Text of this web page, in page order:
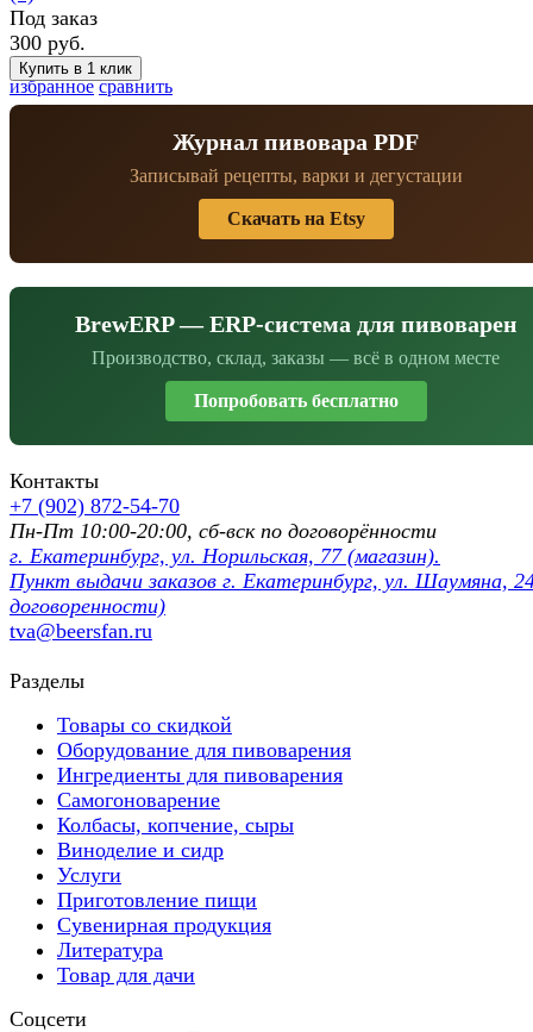
избранное сравнить
Под заказ
300 руб.
Журнал пивовара PDF
Записывай рецепты, варки и дегустации
Скачать на Etsy
BrewERP — ERP-система для пивоварен
Производство, склад, заказы — всё в одном месте
Попробовать бесплатно
Контакты
+7 (902) 872-54-70
Пн-Пт 10:00-20:00, сб-вск по договорённости
г. Екатеринбург, ул. Норильская, 77 (магазин).
Пункт выдачи заказов г. Екатеринбург, ул. Шаумяна,
договоренности)
tva@beersfan.ru
Разделы
Товары со скидкой
Оборудование для пивоварения
Ингредиенты для пивоварения
Самогоноварение
Колбасы, копчение, сыры
Виноделие и сидр
Услуги
Приготовление пищи
Сувенирная продукция
Литература
Товар для дачи
Соцсети